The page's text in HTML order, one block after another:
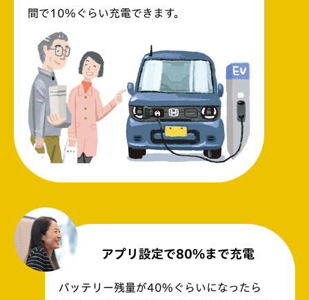
間で10%ぐらい充電できます。
アプリ設定で80%まで充電
バッテリー残量が40%ぐらいになったら